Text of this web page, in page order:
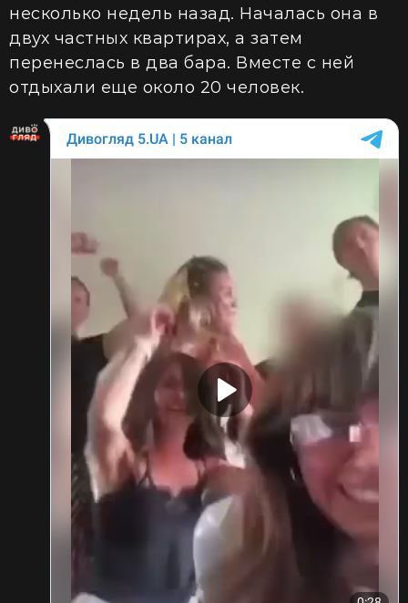
несколько недель назад. Началась она в
двух частных квартирах, а затем
перенеслась в два бара. Вместе с ней
отдыхали еще около 20 человек.